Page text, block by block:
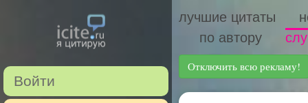
Войти
лучшие цитаты
по автору
Отключить всю рекламу!